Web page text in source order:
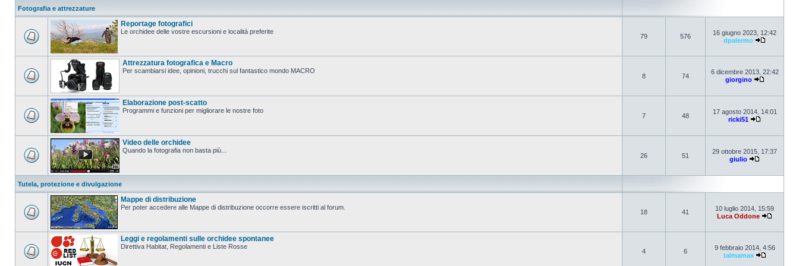
Fotografia e attrezzature
Reportage fotografici
Le orchidee delle vostre escursioni e località preferite
79 576
16 giugno 2023, 12:42
dpalermo
Attrezzatura fotografica e Macro
Per scambiarsi idee, opinioni, trucchi sul fantastico mondo MACRO
8 74
6 dicembre 2013, 22:42
giorgino
Elaborazione post-scatto
Programmi e funzioni per migliorare le nostre foto
7 48
17 agosto 2014, 14:01
ricki51
Video delle orchidee
Quando la fotografia non basta più...
26 51
29 ottobre 2015, 17:37
giulio
Tutela, protezione e divulgazione
Mappe di distribuzione
Per poter accedere alle Mappe di distribuzione occorre essere iscritti al forum.
18 41
10 luglio 2014, 15:59
Luca Oddone
Leggi e regolamenti sulle orchidee spontanee
Direttiva Habitat, Regolamenti e Liste Rosse
4 6
9 febbraio 2014, 4:56
talmamax